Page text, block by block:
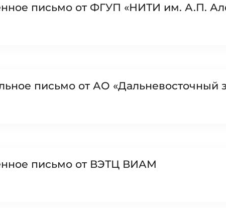
письмо от ФГУП «НИТИ им. А.П.
письмо от АО «Дальневосточный
письмо от ВЭТЦ ВИАМ